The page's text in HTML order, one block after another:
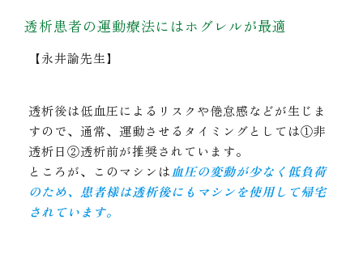
透析患者の運動療法にはホグレルが最適
【永井諭先生】
透析後は低血圧によるリスクや倦怠感などが生じま
すので、通常、運動させるタイミングとしては①非
透析日②透析前が推奨されています。
ところが、このマシンは血圧の変動が少なく低負荷
のため、患者様は透析後にもマシンを使用して帰宅
されています。